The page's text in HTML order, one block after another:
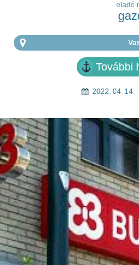
eladó
További
2022. 04. 14.